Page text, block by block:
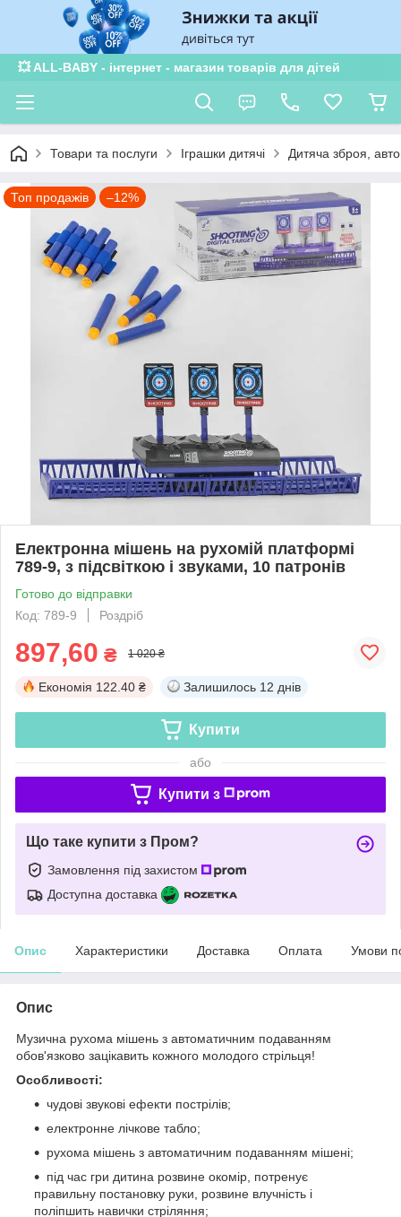
💥 ALL-BABY - інтернет - магазин товарів для дітей
Товари та послуги Іграшки дитячі Дитяча зброя,
Топ продажів –12%
Електронна мішень на рухомій платформі
789-9, з підсвіткою і звуками, 10 патронів
Готово до відправки
Код: 789-9
Роздріб
897,60 ₴ 1 020 ₴
Економія 122.40 ₴ Залишилось 12 днів
Купити
або
Купити з
Що таке купити з Пром?
Замовлення під захистом
Доступна доставка
Опис Характеристики Доставка Оплата Умови
Опис
Музична рухома мішень з автоматичним подаванням
обов'язково зацікавить кожного молодого стрільця!
Особливості:
чудові звукові ефекти пострілів;
електронне лічкове табло;
рухома мішень з автоматичним подаванням мішені;
під час гри дитина розвине окомір, потренує
правильну постановку руки, розвине влучність і
поліпшить навички стріляння;